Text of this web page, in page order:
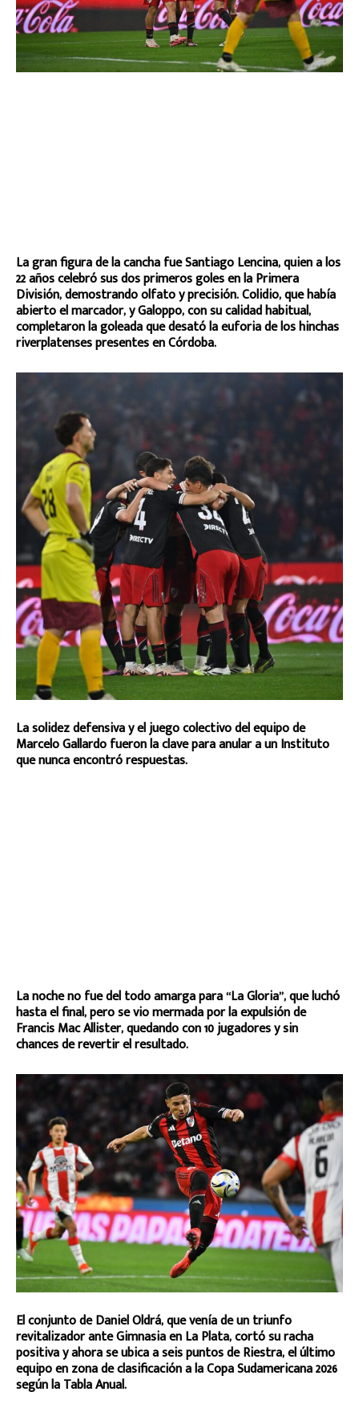
La gran figura de la cancha fue Santiago Lencina, quien a los
22 años celebró sus dos primeros goles en la Primera
División, demostrando olfato y precisión. Colidio, que había
abierto el marcador, y Galoppo, con su calidad habitual,
completaron la goleada que desató la euforia de los hinchas
riverplatenses presentes en Córdoba.
La solidez defensiva y el juego colectivo del equipo de
Marcelo Gallardo fueron la clave para anular a un Instituto
que nunca encontró respuestas.
La noche no fue del todo amarga para “La Gloria”, que luchó
hasta el final, pero se vio mermada por la expulsión de
Francis Mac Allister, quedando con 10 jugadores y sin
chances de revertir el resultado.
El conjunto de Daniel Oldrá, que venía de un triunfo
revitalizador ante Gimnasia en La Plata, cortó su racha
positiva y ahora se ubica a seis puntos de Riestra, el último
equipo en zona de clasificación a la Copa Sudamericana 2026
según la Tabla Anual.